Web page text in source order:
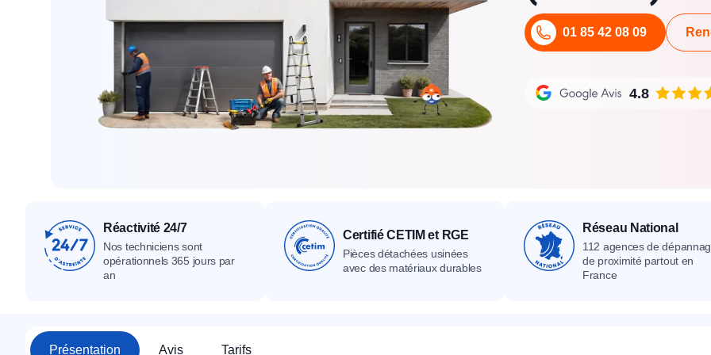
Tous nos produits Catalogue Devis gratuit Contact
Catalogue Devis gratuit Contact
Tous nos produits Catalogue Devis gratuit Contact
01 85 42 08 09
4.8
Réactivité 24/7
Nos techniciens sont
opérationnels 365 jours par
an
Certifié CETIM et RGE
Pièces détachées usinées
avec des matériaux durables
Réseau National
112 agences de
de proximité partout en
France
Présentation Avis Tarifs